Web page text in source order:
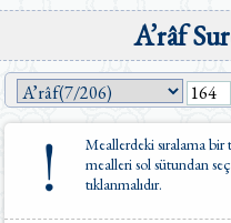
A’râf
Meallerdeki sıralama bir
mealleri sol sütundan
tıklanmalıdır.